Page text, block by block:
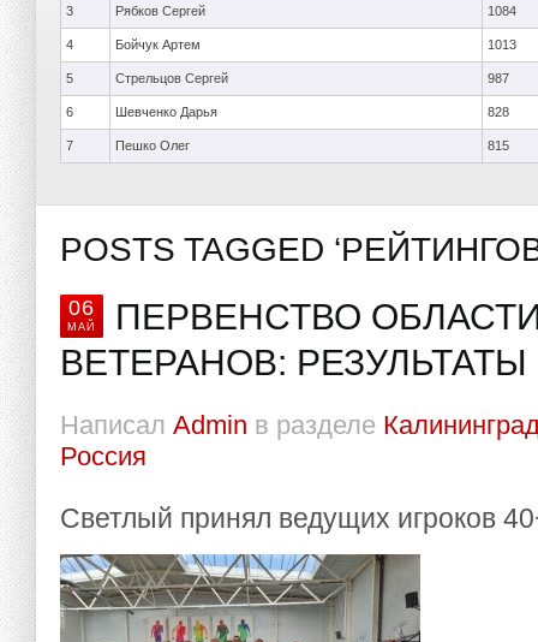
3 Рябков Сергей 1084
4 Бойчук Артем 1013
5 Стрельцов Сергей 987
6 Шевченко Дарья 828
7 Пешко Олег 815
POSTS TAGGED
06
МАЙ
ПЕРВЕНСТВО
ВЕТЕРАНОВ: РЕЗУЛЬТАТЫ
Написал Admin в разделе
Россия
Светлый принял ведущих игроков